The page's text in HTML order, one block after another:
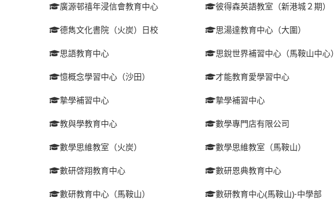
廣源邨禧年浸信會教育中心 彼得森英語教室（新港城２期）
德雋文化書院（火炭）日校 思湯達教育中心（大圍）
思語教育中心 思銳世界補習中心（馬鞍山中心）
憶概念學習中心（沙田） 才能教育愛學習中心
摯學補習中心 摯學補習中心
教與學教育中心 數學專門店有限公司
數學思維教室（火炭） 數學思維教室（馬鞍山）
數研啓翔教育中心 數研恩典教育中心
數研教育中心（馬鞍山） 數研教育中心(馬鞍山)-中學部